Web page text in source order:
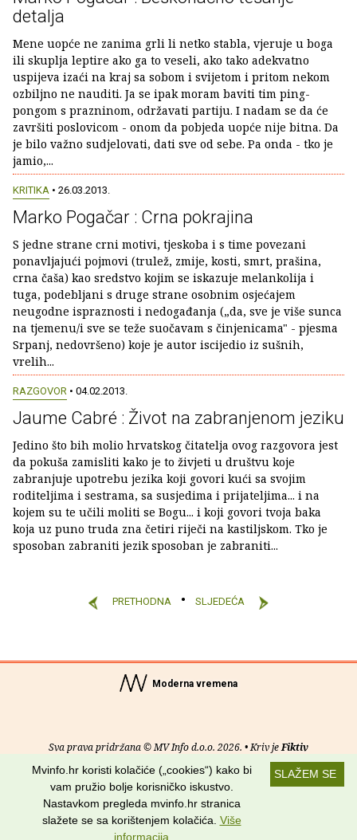
detalja
Mene uopće ne zanima grli li netko stabla, vjeruje u boga
ili skuplja leptire ako ga to veseli, ako tako adekvatno
uspijeva izaći na kraj sa sobom i svijetom i pritom nekom
ozbiljno ne nauditi. Ja se ipak moram baviti tim ping-
pongom s prazninom, održavati partiju. I nadam se da će
završiti poslovicom - onom da pobjeda uopće nije bitna. Da
je bilo važno sudjelovati, dati sve od sebe. Pa onda - tko je
jamio,...
KRITIKA • 26.03.2013.
Marko Pogačar : Crna pokrajina
S jedne strane crni motivi, tjeskoba i s time povezani
ponavljajući pojmovi (trulež, zmije, kosti, smrt, prašina,
crna čaša) kao sredstvo kojim se iskazuje melankolija i
tuga, podebljani s druge strane osobnim osjećajem
neugodne ispraznosti i nedogađanja („da, sve je više sunca
na tjemenu/i sve se teže suočavam s činjenicama" - pjesma
Srpanj, nedovršeno) koje je autor iscijedio iz sušnih,
vrelih...
RAZGOVOR • 04.02.2013.
Jaume Cabré : Život na zabranjenom jeziku
Jedino što bih molio hrvatskog čitatelja ovog razgovora jest
da pokuša zamisliti kako je to živjeti u društvu koje
zabranjuje upotrebu jezika koji govori kući sa svojim
roditeljima i sestrama, sa susjedima i prijateljima... i na
kojem su te učili moliti se Bogu... i koji govori tvoja baka
koja uz puno truda zna četiri riječi na kastiljskom. Tko je
sposoban zabraniti jezik sposoban je zabraniti...
PRETHODNA SLJEDEĆA
Moderna vremena
Sva prava pridržana © MV Info d.o.o. 2026. • Kriv jeFiktiv
Uvjeti korištenja RSS kanali
Potraži nas na:
SLAŽEM SE
Mvinfo.hr koristi kolačiće („cookies“) kako bi
vam pružio bolje korisničko iskustvo.
Nastavkom pregleda mvinfo.hr stranica
slažete se sa korištenjem kolačića. Više
informacija